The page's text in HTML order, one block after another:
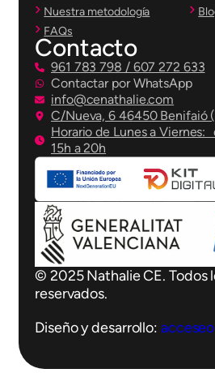
Nuestra metodología
FAQs
Contacto
961 783 798 / 607 272 633
Contactar por WhatsApp
info@cenathalie.com
C/Nueva, 6 46450 Benifaió
Horario de Lunes a Viernes:
15h a 20h
© 2025 Nathalie CE. Todos
reservados.
Diseño y desarrollo: acceseo